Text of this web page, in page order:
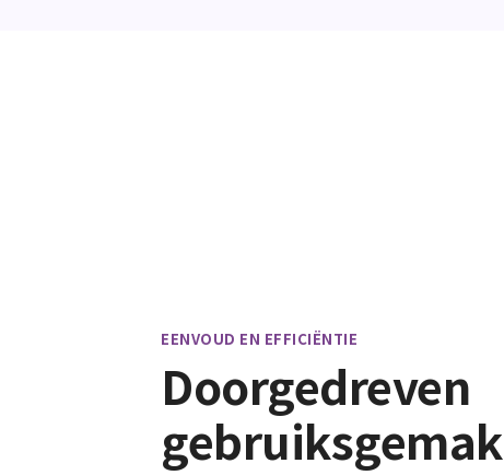
EENVOUD EN EFFICIËNTIE
Doorgedreven
gebruiksgemak